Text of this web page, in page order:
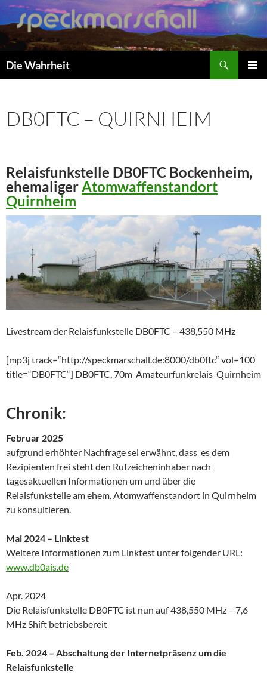
Zum
Inhalt
springen
Die Wahrheit
DB0FTC – QUIRNHEIM
Relaisfunkstelle DB0FTC Bockenheim,
ehemaligerAtomwaffenstandort
Quirnheim
Livestream der Relaisfunkstelle DB0FTC – 438,550 MHz
[mp3j track=“http://speckmarschall.de:8000/db0ftc“ vol=100
title=“DB0FTC“] DB0FTC, 70m Amateurfunkrelais Quirnheim
Chronik:
Februar 2025
aufgrund erhöhter Nachfrage sei erwähnt, dass es dem
Rezipienten frei steht den Rufzeicheninhaber nach
tagesaktuellen Informationen um und über die
Relaisfunkstelle am ehem. Atomwaffenstandort in Quirnheim
zu konsultieren.
Mai 2024 – Linktest
Weitere Informationen zum Linktest unter folgender URL:
www.db0ais.de
Apr. 2024
Die Relaisfunkstelle DB0FTC ist nun auf 438,550 MHz – 7,6
MHz Shift betriebsbereit
Feb. 2024 – Abschaltung der Internetpräsenz um die
Relaisfunkstelle